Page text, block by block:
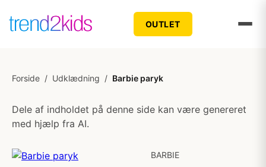
OUTLET
Forside / Udklædning / Barbie paryk
Dele af indholdet på denne side kan være genereret
med hjælp fra AI.
BARBIE